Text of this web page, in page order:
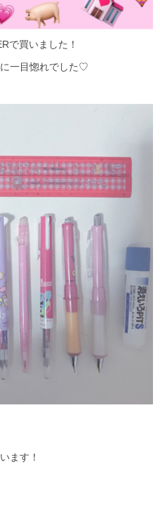
で買いました！
一目惚れでした♡
ます！